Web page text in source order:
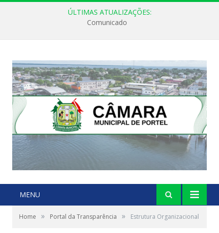
ÚLTIMAS ATUALIZAÇÕES:
Comunicado
MENU
Home » Portal da Transparência » Estrutura Organizacional